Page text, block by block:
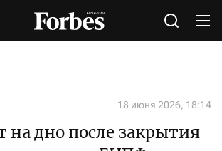
18 июня 2026, 18:14
на дно после закрытия